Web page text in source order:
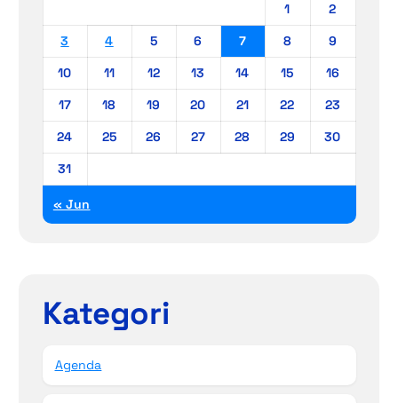
1
2
3
4 5 6 7 8
9
10
11 12 13 14 15
16
17
18 19 20 21 22
23
24
25 26 27 28 29
30
31
« Jun
Kategori
Agenda